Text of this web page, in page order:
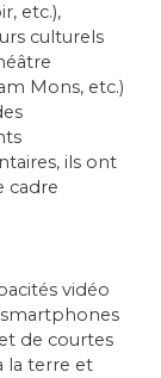
etc.),
culturels
Mons, etc.)
ils ont
cadre
vidéo
de courtes
la terre et